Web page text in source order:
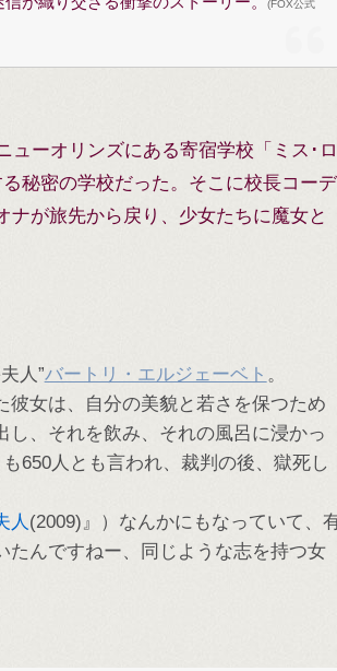
(FOX公式
ューオリンズにある寄宿学校「ミス･ロ
秘密の学校だった。そこに校長コーデ
ナが旅先から戻り、少女たちに魔女と
人”バートリ・エルジェーベト 。
彼女は、自分の美貌と若さを保つため
し、それを飲み、それの風呂に浸かっ
650人とも言われ、裁判の後、獄死し
人 (2009)』）なんかにもなっていて、
たんですねー、同じような志を持つ女